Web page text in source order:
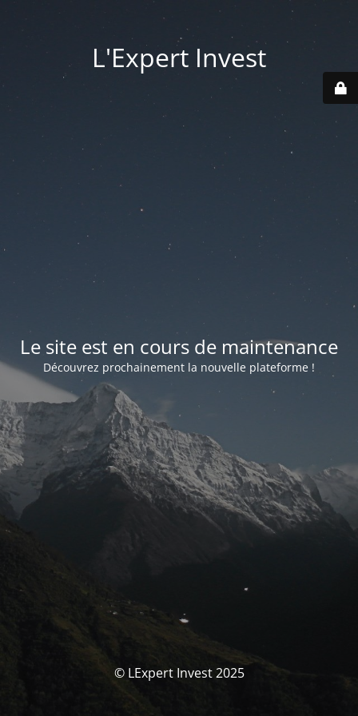
L'Expert Invest
Le site est en cours de maintenance
Découvrez prochainement la nouvelle plateforme !
© LExpert Invest 2025